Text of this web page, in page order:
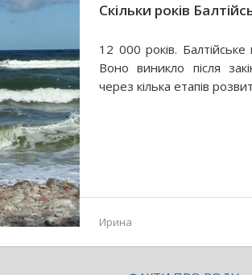
Скільки років
12 000 років.
Воно виникло після
через кілька етапів
Ирина